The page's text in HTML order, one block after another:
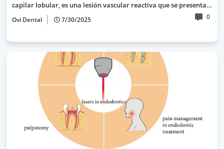
capilar lobular, es una lesión vascular reactiva que se presenta…
Ovi Dental 7/30/2025 0